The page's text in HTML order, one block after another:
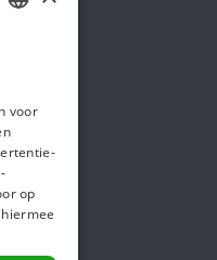
ENGLISH
voor
op